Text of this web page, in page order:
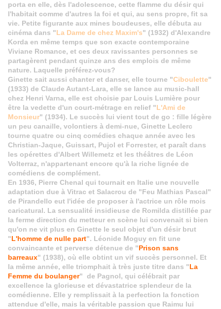
porta en elle, dès l'adolescence, cette flamme du désir qui
l'habitait comme d'autres la foi et qui, au sens propre, fit sa
vie. Petite figurante aux mines boudeuses, elle débuta au
cinéma dans "La Dame de chez Maxim's" (1932) d'Alexandre
Korda en même temps que son exacte contemporaine
Viviane Romance, et ces deux ravissantes personnes se
partagèrent pendant quinze ans des emplois de même
nature. Laquelle préférez-vous?
Ginette sait aussi chanter et danser, elle tourne "Ciboulette"
(1933) de Claude Autant-Lara, elle se lance au music-hall
chez Henri Varna, elle est choisie par Louis Lumière pour
être la vedette d'un court-métrage en relief "L'Ami de
Monsieur" (1934). Le succès lui vient tout de go : fille légère
un peu canaille, volontiers à demi-nue, Ginette Leclerc
tourne quatre ou cinq comédies chaque année avec les
Christian-Jaque, Guissart, Pujol et Forrester, et paraît dans
les opérettes d'Albert Willemetz et les théâtres de Léon
Volterraz, n'appartenant encore qu'à la riche lignée de
comédiens de complément.
En 1936, Pierre Chenal qui tournait en Italie une nouvelle
adaptation due à Vitrac et Salacrou de "Feu Mathias Pascal"
de Pirandello eut l'idée de proposer à l'actrice un rôle mois
caricatural. La sensualité insidieuse de Romilda distillée par
la ferme direction du metteur en scène lui convenait si bien
qu'on ne vit plus en Ginette le seul objet d'un désir brut
"L'homme de nulle part". Léonide Moguy en fit une
convaincante et perverse détenue de "Prison sans
barreaux" (1938), où elle obtint un vif succès personnel. Et
la même année, elle triomphait à très juste titre dans "La
Femme du boulanger" de Pagnol, qui célébrait par
excellence la glorieuse et dévastatrice splendeur de la
comédienne. Elle y remplissait à la perfection la fonction
attendue d'elle, mais la véritable passion que Raimu lui